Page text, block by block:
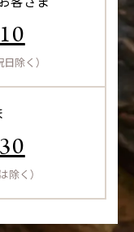
除く）
除く）